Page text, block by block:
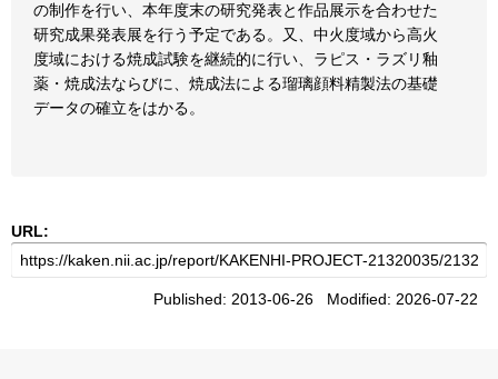
の制作を行い、本年度末の研究発表と作品展示を合わせた
研究成果発表展を行う予定である。又、中火度域から高火
度域における焼成試験を継続的に行い、ラピス・ラズリ釉
薬・焼成法ならびに、焼成法による瑠璃顔料精製法の基礎
データの確立をはかる。
URL:
Published: 2013-06-26 Modified: 2026-07-22